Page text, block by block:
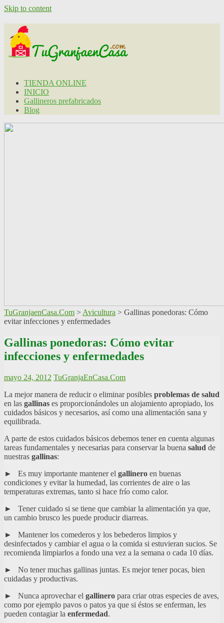
Skip to content
TIENDA ONLINE
INICIO
Gallineros prefabricados
Blog
TuGranjaenCasa.Com > Avicultura > Gallinas ponedoras: Cómo
evitar infecciones y enfermedades
Gallinas ponedoras: Cómo evitar
infecciones y enfermedades
mayo 24, 2012 TuGranjaEnCasa.Com
La mejor manera de reducir o eliminar posibles problemas de salud
en las gallinas es proporcionándoles un alojamiento apropiado, los
cuidados básicos y necesarios, así como una alimentación sana y
equilibrada.
A parte de estos cuidados básicos debemos tener en cuenta algunas
tareas fundamentales y necesarias para conservar la buena salud de
nuestras gallinas:
► Es muy importante mantener el gallinero en buenas
condiciones y evitar la humedad, las corrientes de aire o las
temperaturas extremas, tanto si hace frío como calor.
► Tener cuidado si se tiene que cambiar la alimentación ya que,
un cambio brusco les puede producir diarreas.
► Mantener los comederos y los bebederos limpios y
desinfectados y cambiar el agua o la comida si estuvieran sucios. Se
recomienda limpiarlos a fondo una vez a la semana o cada 10 días.
► No tener muchas gallinas juntas. Es mejor tener pocas, bien
cuidadas y productivas.
► Nunca aprovechar el gallinero para criar otras especies de aves,
como por ejemplo pavos o patos ya que si éstos se enferman, les
pueden contagiar la enfermedad.